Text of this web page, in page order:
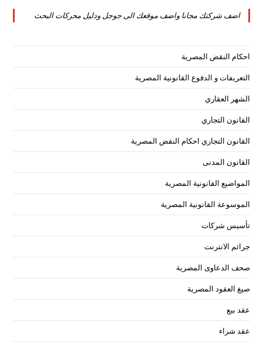
tab
new
اضف شركتك مجانا واضف موقعك الى جوجل ودليل محركات البحث
احكام النقض المصرية
التعريفات و الدفوع القانونية المصرية
الشهر العقاري
القانون التجاري
القانون التجاري احكام النقض المصرية
القانون المدنى
المواضيع القانونية المصرية
الموسوعة القانونية المصرية
تأسيس شركات
جرائم الانترنت
صحف الدعاوى المصرية
صيغ العقود المصرية
عقد بيع
عقد شراء